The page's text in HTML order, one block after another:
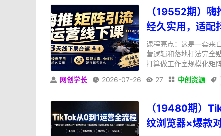
（19552期）
经久实用，适配
课程亮点：这是一套来
营逻辑和落地打法完全
打算做工作室规模化矩
 网创学长  2026-07-26  27  中创资源 
（19480期）
纹浏览器×爆款